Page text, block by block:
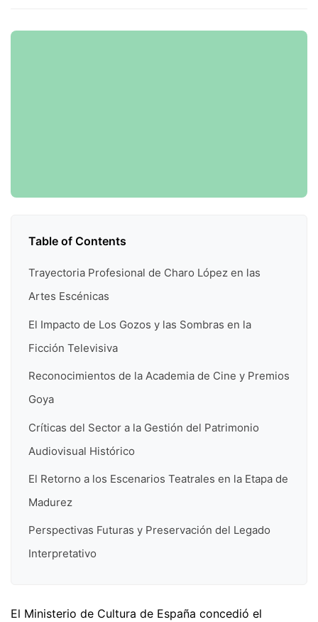
Table of Contents
Trayectoria Profesional de Charo López en las
Artes Escénicas
El Impacto de Los Gozos y las Sombras en la
Ficción Televisiva
Reconocimientos de la Academia de Cine y Premios
Goya
Críticas del Sector a la Gestión del Patrimonio
Audiovisual Histórico
El Retorno a los Escenarios Teatrales en la Etapa de
Madurez
Perspectivas Futuras y Preservación del Legado
Interpretativo
El Ministerio de Cultura de España concedió el